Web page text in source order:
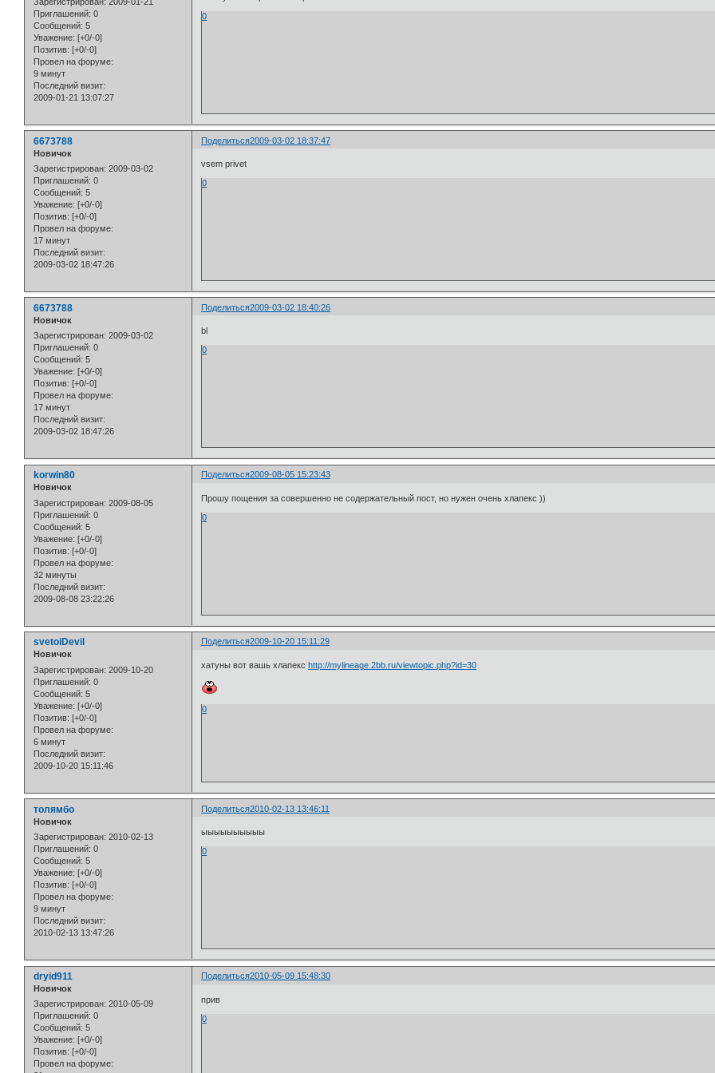
Приглашений: 0
Сообщений: 5
Уважение: [+0/-0]
Позитив: [+0/-0]
Провел на форуме:
9 минут
Последний визит:
2009-01-21 13:07:27
0
Поделиться2009-03-02 18:37:47
6673788
Новичок
Зарегистрирован: 2009-03-02
Приглашений: 0
Сообщений: 5
Уважение: [+0/-0]
Позитив: [+0/-0]
Провел на форуме:
17 минут
Последний визит:
2009-03-02 18:47:26
vsem privet
0
Поделиться2009-03-02 18:40:26
6673788
Новичок
Зарегистрирован: 2009-03-02
Приглашений: 0
Сообщений: 5
Уважение: [+0/-0]
Позитив: [+0/-0]
Провел на форуме:
17 минут
Последний визит:
2009-03-02 18:47:26
bl
0
Поделиться2009-08-05 15:23:43
korwin80
Новичок
Зарегистрирован: 2009-08-05
Приглашений: 0
Сообщений: 5
Уважение: [+0/-0]
Позитив: [+0/-0]
Провел на форуме:
32 минуты
Последний визит:
2009-08-08 23:22:26
Прошу пощения за совершенно не содержательный пост, но нужен очень хлапекс ))
0
Поделиться2009-10-20 15:11:29
svetoiDevil
Новичок
Зарегистрирован: 2009-10-20
Приглашений: 0
Сообщений: 5
Уважение: [+0/-0]
Позитив: [+0/-0]
Провел на форуме:
6 минут
Последний визит:
2009-10-20 15:11:46
хатуны вот вашь хлапексhttp://mylineage.2bb.ru/viewtopic.php?id=30
0
Поделиться2010-02-13 13:46:11
толямбо
Новичок
Зарегистрирован: 2010-02-13
Приглашений: 0
Сообщений: 5
Уважение: [+0/-0]
Позитив: [+0/-0]
Провел на форуме:
9 минут
Последний визит:
2010-02-13 13:47:26
ыыыыыыыыыы
0
Поделиться2010-05-09 15:48:30
dryid911
Новичок
Зарегистрирован: 2010-05-09
Приглашений: 0
Сообщений: 5
Уважение: [+0/-0]
Позитив: [+0/-0]
Провел на форуме:
прив
0